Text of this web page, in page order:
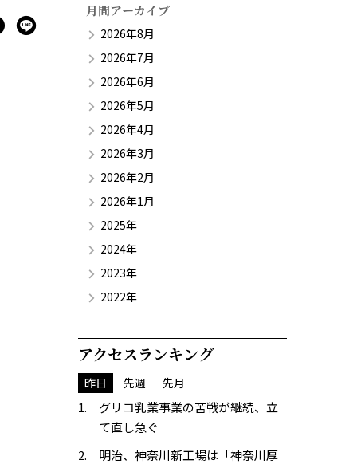
月間アーカイブ
2026年8月
2026年7月
2026年6月
2026年5月
2026年4月
2026年3月
2026年2月
2026年1月
2025年
2024年
2023年
2022年
アクセスランキング
昨日 先週 先月
グリコ乳業事業の苦戦が継続、立
て直し急ぐ
明治、神奈川新工場は「神奈川厚